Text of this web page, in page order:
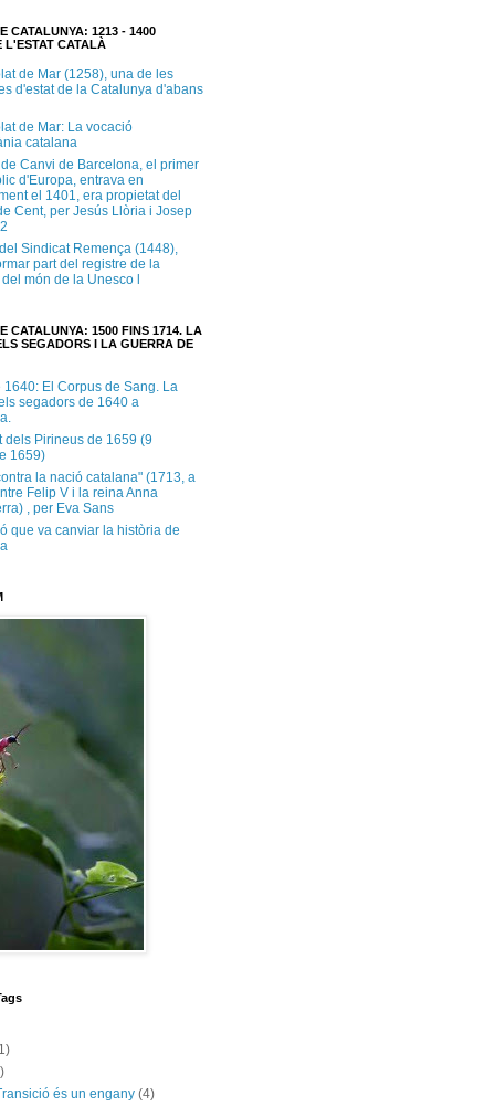
CATALUNYA: 1213 - 1400
L'ESTAT CATALÀ
de Mar (1258), una de les
d'estat de la Catalunya d'abans
de Mar: La vocació
catalana
Canvi de Barcelona, el primer
d'Europa, entrava en
el 1401, era propietat del
Cent, per Jesús Llòria i Josep
Sindicat Remença (1448),
part del registre de la
món de la Unesco l
CATALUNYA: 1500 FINS 1714. LA
SEGADORS I LA GUERRA DE
1640: El Corpus de Sang. La
segadors de 1640 a
dels Pirineus de 1659 (9
1659)
la nació catalana" (1713, a
Felip V i la reina Anna
, per Eva Sans
que va canviar la història de
és un engany (4)